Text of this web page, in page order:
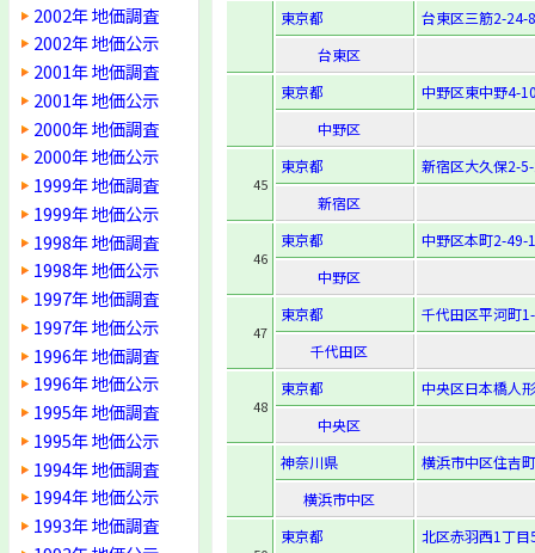
2002年 地価調査
2002年 地価公示
2001年 地価調査
2001年 地価公示
2000年 地価調査
2000年 地価公示
1999年 地価調査
1999年 地価公示
1998年 地価調査
1998年 地価公示
1997年 地価調査
1997年 地価公示
1996年 地価調査
1996年 地価公示
1995年 地価調査
1995年 地価公示
1994年 地価調査
1994年 地価公示
1993年 地価調査
東京都
台東区三筋2-24-8
台東区
東京都
中野区東中野4-
中野区
45
東京都
新宿区大久保2-
新宿区
46
東京都
中野区本町2-49-
中野区
47
東京都
千代田区平河町
千代田区
48
東京都
中央区日本橋人
中央区
神奈川県
横浜市中区住吉
横浜市中区
東京都 北区赤羽西1丁